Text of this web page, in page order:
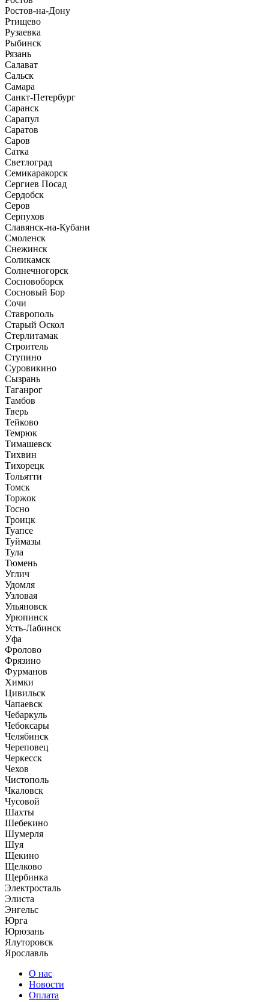
Ростов-на-Дону
Ртищево
Рузаевка
Рыбинск
Рязань
Салават
Сальск
Самара
Санкт-Петербург
Саранск
Сарапул
Саратов
Саров
Сатка
Светлоград
Семикаракорск
Сергиев Посад
Сердобск
Серов
Серпухов
Славянск-на-Кубани
Смоленск
Снежинск
Соликамск
Солнечногорск
Сосновоборск
Сосновый Бор
Сочи
Ставрополь
Старый Оскол
Стерлитамак
Строитель
Ступино
Суровикино
Сызрань
Таганрог
Тамбов
Тверь
Тейково
Темрюк
Тимашевск
Тихвин
Тихорецк
Тольятти
Томск
Торжок
Тосно
Троицк
Туапсе
Туймазы
Тула
Тюмень
Углич
Удомля
Узловая
Ульяновск
Урюпинск
Усть-Лабинск
Уфа
Фролово
Фрязино
Фурманов
Химки
Цивильск
Чапаевск
Чебаркуль
Чебоксары
Челябинск
Череповец
Черкесск
Чехов
Чистополь
Чкаловск
Чусовой
Шахты
Шебекино
Шумерля
Шуя
Щекино
Щелково
Щербинка
Электросталь
Элиста
Энгельс
Юрга
Юрюзань
Ялуторовск
Ярославль
О нас
Новости
Оплата